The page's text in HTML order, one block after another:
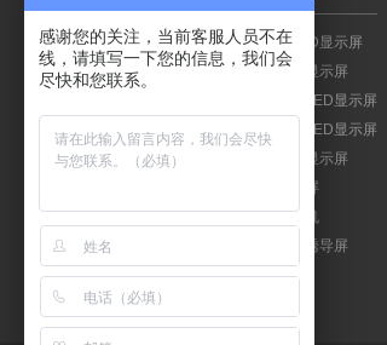
公司简介
公司优势
生产基地
联系我们
小间距LED显示屏
创意LED显示屏
户内固装LED显示屏
户外固装LED显示屏
租赁LED显示屏
LED透明屏
LED广告机
LED交通诱导屏
感谢您的关注，当前客服人员不在
线，请填写一下您的信息，我们会
尽快和您联系。